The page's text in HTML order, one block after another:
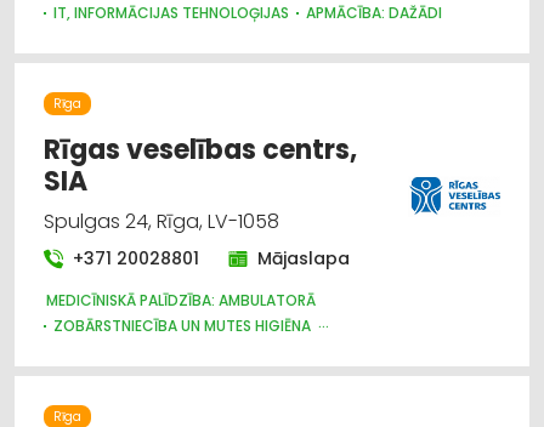
IT, INFORMĀCIJAS TEHNOLOĢIJAS
APMĀCĪBA: DAŽĀDI
DARBĀ IEKĀRTOŠANA, NODARBINĀTĪBA
KONTROLES DIENESTI
SERTIFIKĀCIJA UN STANDARTIZĀCIJA
Rīga
Rīgas veselības centrs,
SIA
Spulgas 24, Rīga, LV-1058
+371 20028801 Mājaslapa
MEDICĪNISKĀ PALĪDZĪBA: AMBULATORĀ
ZOBĀRSTNIECĪBA UN MUTES HIGIĒNA
MEDICĪNISKĀ PALĪDZĪBA: REHABILITĀCIJA
Rīga